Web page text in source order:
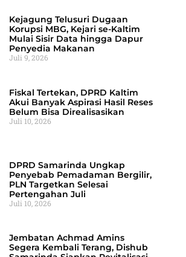
Kejagung Telusuri Dugaan
Korupsi MBG, Kejari se-Kaltim
Mulai Sisir Data hingga Dapur
Penyedia Makanan
Juli 9, 2026
Fiskal Tertekan, DPRD Kaltim
Akui Banyak Aspirasi Hasil Reses
Belum Bisa Direalisasikan
Juli 10, 2026
DPRD Samarinda Ungkap
Penyebab Pemadaman Bergilir,
PLN Targetkan Selesai
Pertengahan Juli
Juli 10, 2026
Jembatan Achmad Amins
Segera Kembali Terang, Dishub